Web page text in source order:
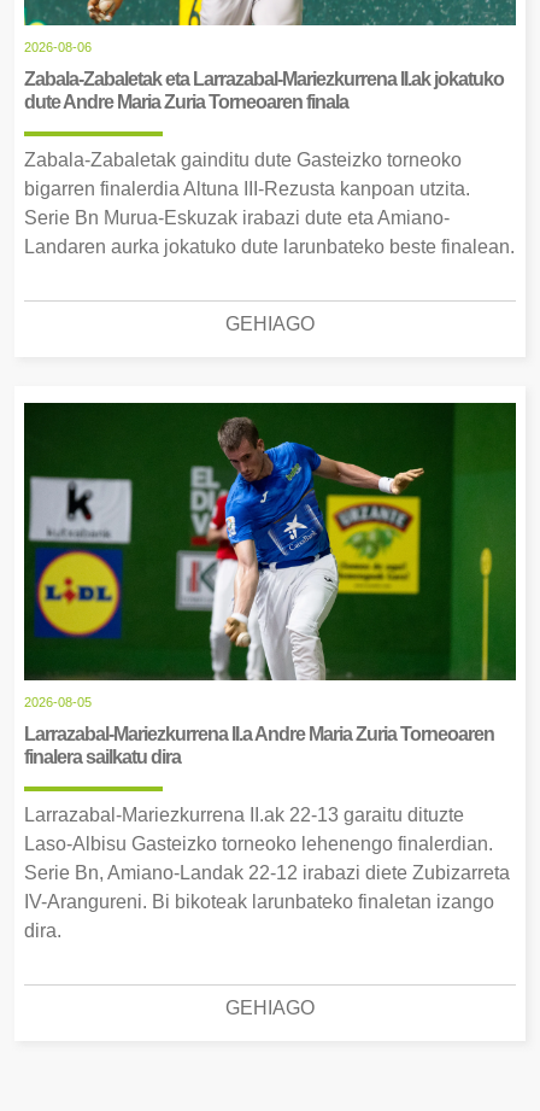
2026-08-06
Zabala-Zabaletak eta Larrazabal-Mariezkurrena II.ak jokatuko
dute Andre Maria Zuria Torneoaren finala
Zabala-Zabaletak gainditu dute Gasteizko torneoko
bigarren finalerdia Altuna III-Rezusta kanpoan utzita.
Serie Bn Murua-Eskuzak irabazi dute eta Amiano-
Landaren aurka jokatuko dute larunbateko beste finalean.
GEHIAGO
2026-08-05
Larrazabal-Mariezkurrena II.a Andre Maria Zuria Torneoaren
finalera sailkatu dira
Larrazabal-Mariezkurrena II.ak 22-13 garaitu dituzte
Laso-Albisu Gasteizko torneoko lehenengo finalerdian.
Serie Bn, Amiano-Landak 22-12 irabazi diete Zubizarreta
IV-Arangureni. Bi bikoteak larunbateko finaletan izango
dira.
GEHIAGO